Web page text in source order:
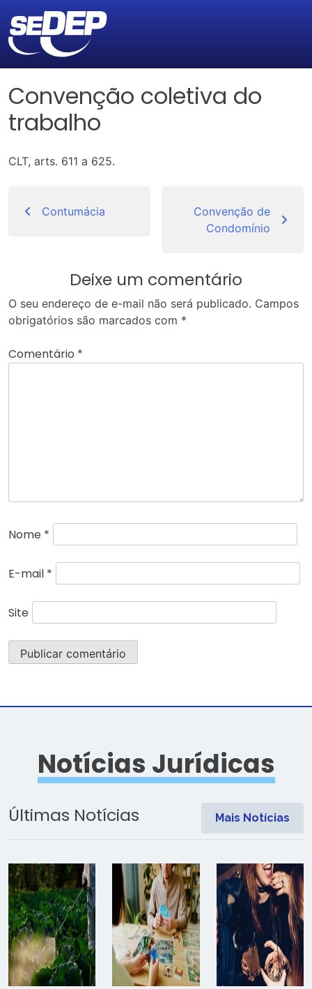
Convenção coletiva do
trabalho
CLT, arts. 611 a 625.
de
Contumácia
Convenção de
Condomínio
Deixe um comentário
O seu endereço de e-mail não será publicado. Campos
obrigatórios são marcados com *
Comentário *
Nome *
E-mail *
Site
Notícias Jurídicas
Últimas Notícias Mais Notícias